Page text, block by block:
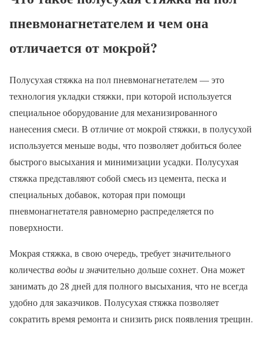
пневмонагнетателем и чем она
отличается от мокрой?
Полусухая стяжка на пол пневмонагнетателем — это
технология укладки стяжки, при которой используется
специальное оборудование для механизированного
нанесения смеси. В отличие от мокрой стяжки, в полусухой
используется меньше воды, что позволяет добиться более
быстрого высыхания и минимизации усадки. Полусухая
стяжка представляют собой смесь из цемента, песка и
специальных добавок, которая при помощи
пневмонагнетателя равномерно распределяется по
поверхности.
Мокрая стяжка, в свою очередь, требует значительного
количества воды и значительно дольше сохнет. Она может
занимать до 28 дней для полного высыхания, что не всегда
удобно для заказчиков. Полусухая стяжка позволяет
сократить время ремонта и снизить риск появления трещин.